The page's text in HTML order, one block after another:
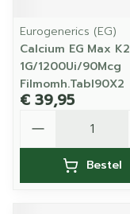
Eurogenerics (EG)
Calcium EG Max K2
1G/1200Ui/90Mcg
Filmomh.Tabl90X2
€ 39,95
Bestel